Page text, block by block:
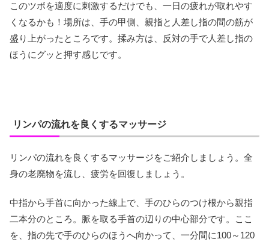
このツボを適度に刺激するだけでも、一日の疲れが取れやす
くなるかも！場所は、手の甲側、親指と人差し指の間の筋が
盛り上がったところです。揉み方は、反対の手で人差し指の
ほうにグッと押す感じです。
リンパの流れを良くするマッサージ
リンパの流れを良くするマッサージをご紹介しましょう。全
身の老廃物を流し、疲労を回復しましょう。
中指から手首に向かった線上で、手のひらのつけ根から親指
二本分のところ。脈を取る手首の辺りの中心部分です。ここ
を、指の先で手のひらのほうへ向かって、一分間に100～120